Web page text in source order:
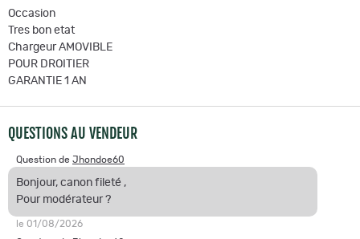
Occasion
Tres bon etat
Chargeur AMOVIBLE
POUR DROITIER
GARANTIE 1 AN
QUESTIONS AU VENDEUR
Question de Jhondoe60
Bonjour, canon fileté ,
Pour modérateur ?
le 01/08/2026